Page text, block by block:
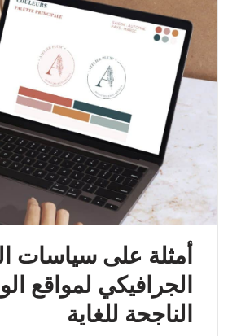
أمثلة على سياسات
الجرافيكي لمواقع
الناجحة للغاية